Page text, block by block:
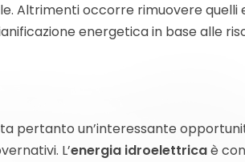
Altrimenti occorre rimuovere
energetica in base alle
pertanto un’interessante
L’energia idroelettricaè